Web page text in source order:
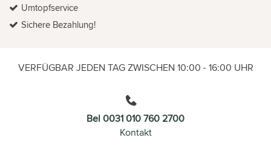
Umtopfservice
Sichere Bezahlung!
VERFÜGBAR JEDEN TAG ZWISCHEN 10:00 - 16:00 UHR
Bel 0031 010 760 2700
Kontakt